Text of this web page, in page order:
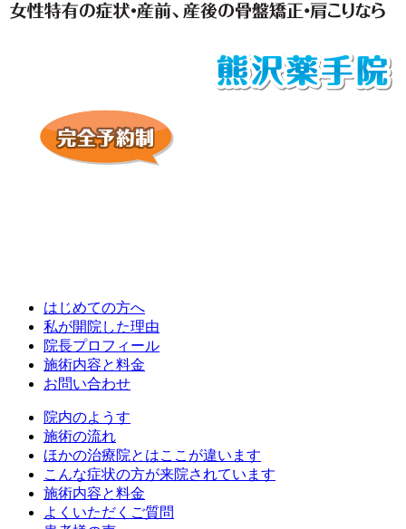
はじめての方へ
私が開院した理由
院長プロフィール
施術内容と料金
お問い合わせ
院内のようす
施術の流れ
ほかの治療院とはここが違います
こんな症状の方が来院されています
施術内容と料金
よくいただくご質問